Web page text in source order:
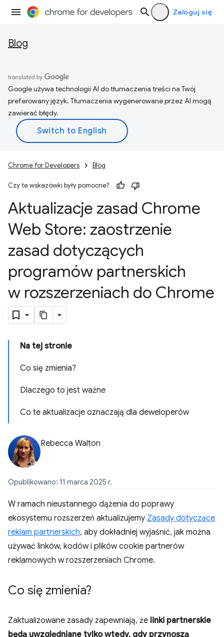
Zaloguj się
Blog
Google używa technologii AI do tłumaczenia treści na Twój
preferowany język. Tłumaczenia wygenerowane przez AI mogą
zawierać błędy.
Chrome for Developers Blog
Czy te wskazówki były pomocne?
Aktualizacje zasad Chrome
Web Store: zaostrzenie
zasad dotyczących
programów partnerskich
w rozszerzeniach do Chrome
Na tej stronie
Co się zmienia?
Dlaczego to jest ważne
Co te aktualizacje oznaczają dla deweloperów
Rebecca Walton
Opublikowano: 11 marca 2025 r.
W ramach nieustannego dążenia do poprawy
ekosystemu rozszerzeń aktualizujemy Zasady dotyczące
reklam partnerskich, aby dokładniej wyjaśnić, jak można
używać linków, kodów i plików cookie partnerów
reklamowych w rozszerzeniach Chrome.
Co się zmienia?
Zaktualizowane zasady zapewniają, że linki partnerskie
będą uwzględniane tylko wtedy, gdy przynoszą